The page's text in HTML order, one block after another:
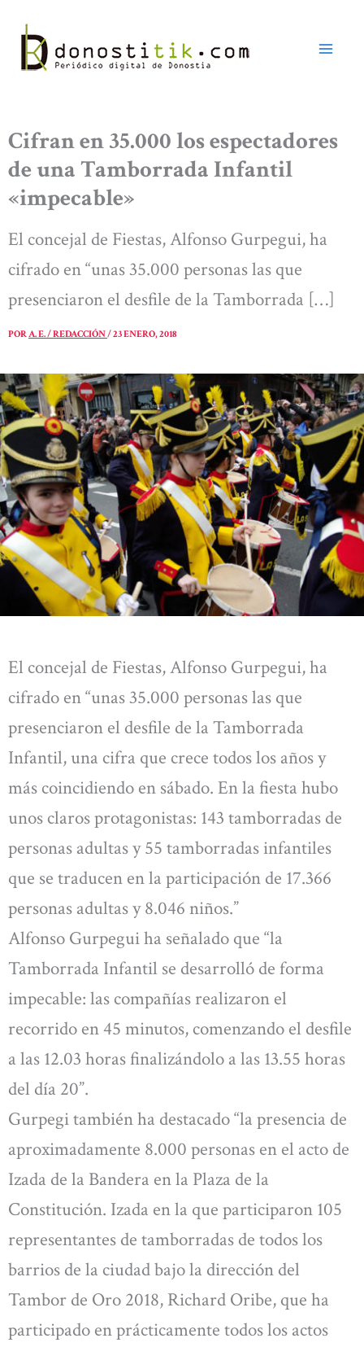
contenido
Cifran en 35.000 los espectadores
de una Tamborrada Infantil
«impecable»
El concejal de Fiestas, Alfonso Gurpegui, ha
cifrado en “unas 35.000 personas las que
presenciaron el desfile de la Tamborrada […]
PORA. E. / REDACCIÓN/23 ENERO, 2018
El concejal de Fiestas, Alfonso Gurpegui, ha
cifrado en “unas 35.000 personas las que
presenciaron el desfile de la Tamborrada
Infantil, una cifra que crece todos los años y
más coincidiendo en sábado. En la fiesta hubo
unos claros protagonistas: 143 tamborradas de
personas adultas y 55 tamborradas infantiles
que se traducen en la participación de 17.366
personas adultas y 8.046 niños.”
Alfonso Gurpegui ha señalado que “la
Tamborrada Infantil se desarrolló de forma
impecable: las compañías realizaron el
recorrido en 45 minutos, comenzando el desfile
a las 12.03 horas finalizándolo a las 13.55 horas
del día 20”.
Gurpegi también ha destacado “la presencia de
aproximadamente 8.000 personas en el acto de
Izada de la Bandera en la Plaza de la
Constitución. Izada en la que participaron 105
representantes de tamborradas de todos los
barrios de la ciudad bajo la dirección del
Tambor de Oro 2018, Richard Oribe, que ha
participado en prácticamente todos los actos